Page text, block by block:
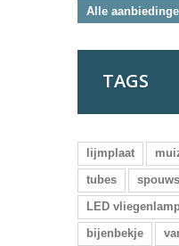
Alle
TAGS
lijmplaat
tubes
LED
bijenbekje